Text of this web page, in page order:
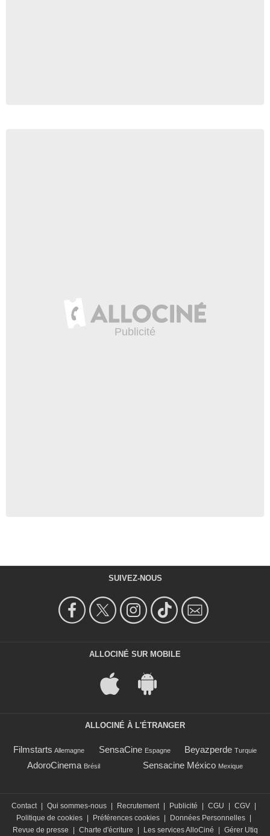
SUIVEZ-NOUS
ALLOCINÉ SUR MOBILE
ALLOCINÉ À L'ÉTRANGER
Filmstarts Allemagne SensaCine Espagne Beyazperde Turquie
AdoroCinema Brésil Sensacine México Mexique
Contact Qui sommes-nous Recrutement Publicité CGU CGV
Politique de cookies
Préférences cookies Données Personnelles
Revue de presse
Charte d'écriture Les services AlloCiné Gérer Utiq